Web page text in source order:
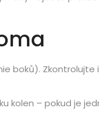
boků). Zkontrolujte i
kolen – pokud je